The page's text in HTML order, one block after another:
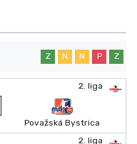
Z N N P Z
2. liga
Považská Bystrica
2. liga